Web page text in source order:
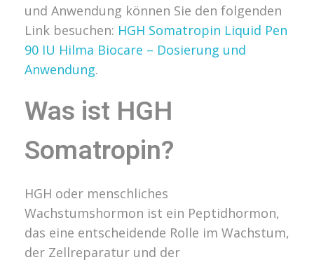
und Anwendung können Sie den folgenden
Link besuchen: HGH Somatropin Liquid Pen
90 IU Hilma Biocare – Dosierung und
Anwendung.
Was ist HGH
Somatropin?
HGH oder menschliches
Wachstumshormon ist ein Peptidhormon,
das eine entscheidende Rolle im Wachstum,
der Zellreparatur und der